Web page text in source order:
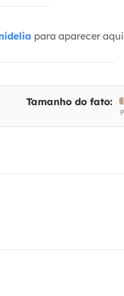
para aparecer aqui
Tamanho do fato: